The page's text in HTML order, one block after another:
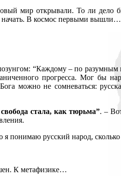
мир открывали. То ли
начать. В космос первыми вышли…
“Каждому – по
прогресса. Мог
можно не сомневаться:
стала, как тюрьма”. –
понимаю русский народ,
К метафизике…